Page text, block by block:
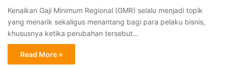
Kenaikan Gaji Minimum Regional (GMR) selalu menjadi topik
yang menarik sekaligus menantang bagi para pelaku bisnis,
khususnya ketika perubahan tersebut…
Read More »